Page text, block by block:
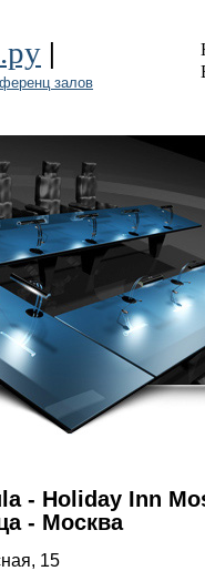
|
залов
- Holiday Inn
- Москва
15